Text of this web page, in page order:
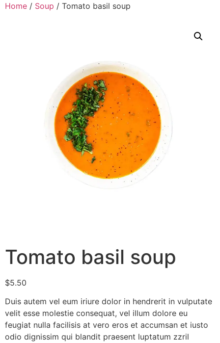
Home / Soup / Tomato basil soup
Tomato basil soup
$5.50
Duis autem vel eum iriure dolor in hendrerit in vulputate
velit esse molestie consequat, vel illum dolore eu
feugiat nulla facilisis at vero eros et accumsan et iusto
odio dignissim qui blandit praesent luptatum zzril